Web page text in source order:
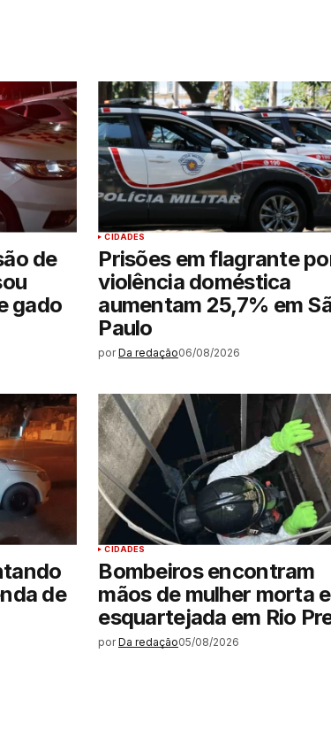
de
gado
CIDADES
Prisões em flagrante
violência doméstica
aumentam 25,7% em
Paulo
por Da redação06/08/2026
de
CIDADES
Bombeiros encontram
mãos de mulher morta e
esquartejada em Rio
por Da redação05/08/2026